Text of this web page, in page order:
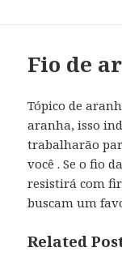
Fio de
Tópico de
aranha, isso
trabalharão
você . Se o fio
resistirá com
buscam um
Related